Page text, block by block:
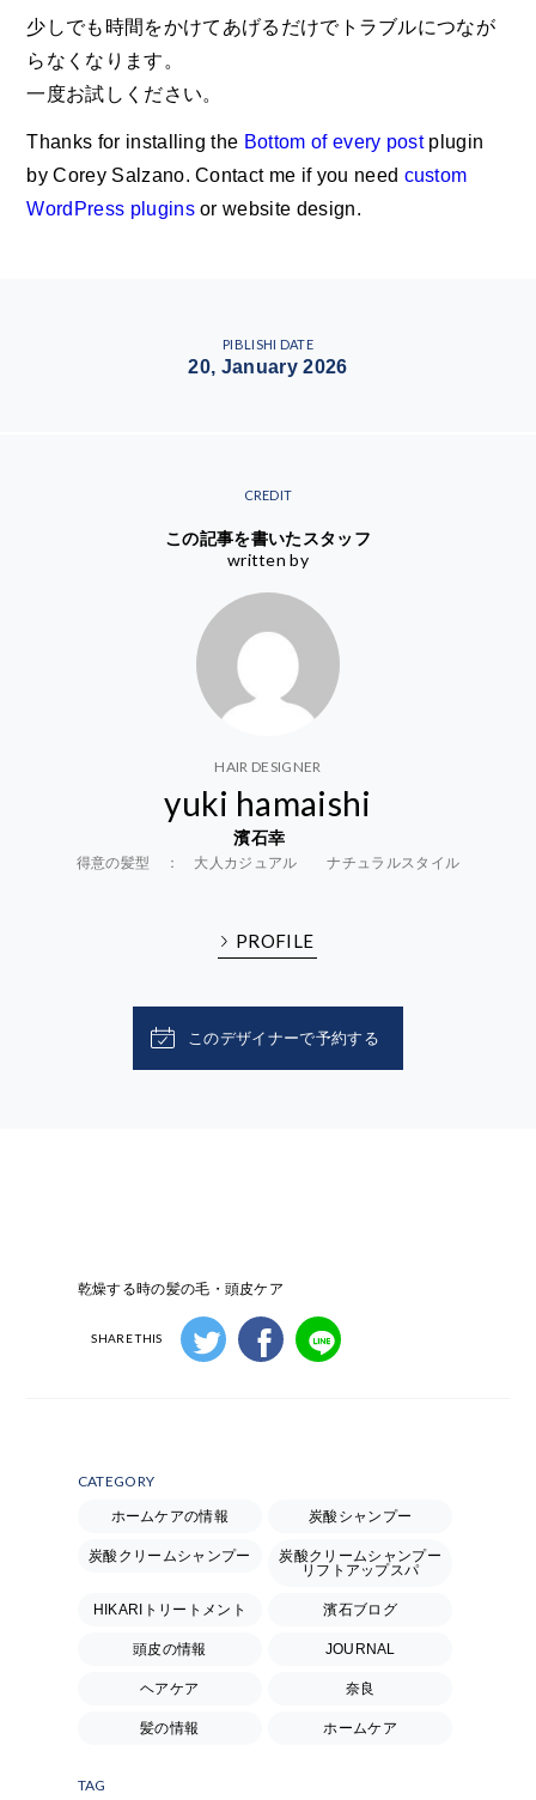
少しでも時間をかけてあげるだけでトラブルにつなが
らなくなります。
一度お試しください。
Thanks for installing the Bottom of every postplugin
by Corey Salzano. Contact me if you need custom
WordPress pluginsor website design.
PIBLISHI DATE
20, January 2026
CREDIT
この記事を書いたスタッフ
written by
HAIR DESIGNER
yuki hamaishi
濱石幸
得意の髪型 ： 大人カジュアル ナチュラルスタイル
PROFILE
このデザイナーで予約する
乾燥する時の髪の毛・頭皮ケア
SHARE THIS
CATEGORY
ホームケアの情報 炭酸シャンプー
炭酸クリームシャンプー
炭酸クリームシャンプー
リフトアップスパ
HIKARIトリートメント 濱石ブログ
頭皮の情報 JOURNAL
ヘアケア 奈良
髪の情報 ホームケア
TAG